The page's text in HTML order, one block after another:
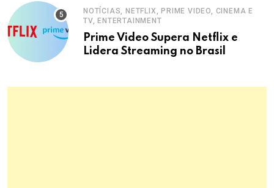
NOTÍCIAS, NETFLIX, PRIME VIDEO, CINEMA E
TV, ENTERTAINMENT
Prime Video Supera Netflix e
Lidera Streaming no Brasil